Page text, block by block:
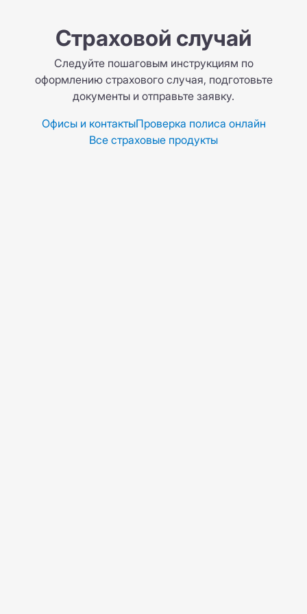
Страховой случай
Следуйте пошаговым инструкциям по
оформлению страхового случая, подготовьте
документы и отправьте заявку.
Офисы и контактыПроверка полиса онлайн
Все страховые продукты